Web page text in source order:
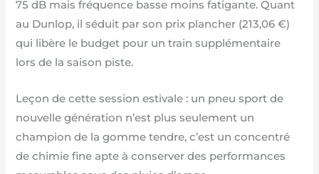
75 dB mais fréquence basse moins fatigante. Quant
au Dunlop, il séduit par son prix plancher (213,06 €)
qui libère le budget pour un train supplémentaire
lors de la saison piste.
Leçon de cette session estivale : un pneu sport de
nouvelle génération n’est plus seulement un
champion de la gomme tendre, c’est un concentré
de chimie fine apte à conserver des performances